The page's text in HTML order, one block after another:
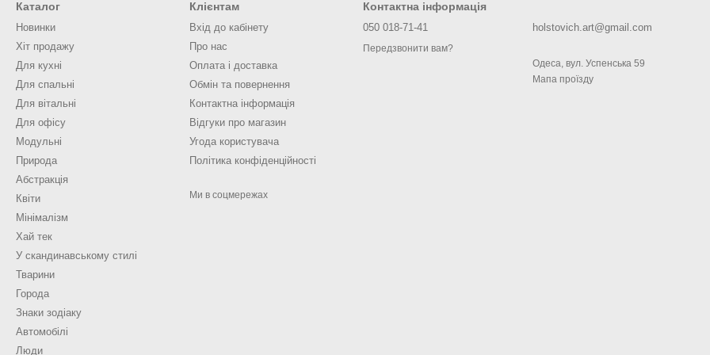
Каталог
Новинки
Хіт продажу
Для кухні
Для спальні
Для вітальні
Для офісу
Модульні
Природа
Абстракція
Квіти
Мінімалізм
Хай тек
У скандинавському стилі
Тварини
Города
Знаки зодіаку
Автомобілі
Люди
Клієнтам
Вхід до кабінету
Про нас
Оплата і доставка
Обмін та повернення
Контактна інформація
Відгуки про магазин
Угода користувача
Політика конфіденційності
Ми в соцмережах
Контактна інформація
050 018-71-41
Передзвонити вам?
holstovich.art@gmail.com
Одеса, вул. Успенська 59
Мапа проїзду